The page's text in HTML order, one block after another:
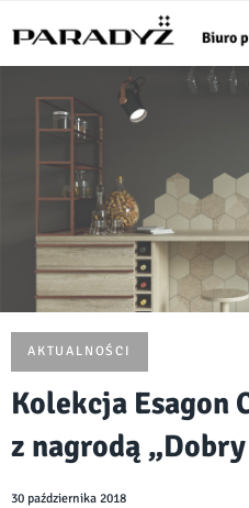
AKTUALNOŚCI
Kolekcja Esagon
z nagrodą
30 października 2018